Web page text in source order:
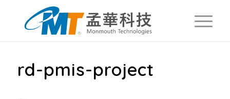
rd-pmis-project